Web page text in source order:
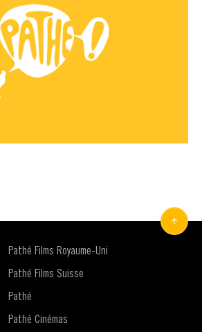
Pathé Films Royaume-Uni
Pathé Films Suisse
Pathé
Pathé Cinémas